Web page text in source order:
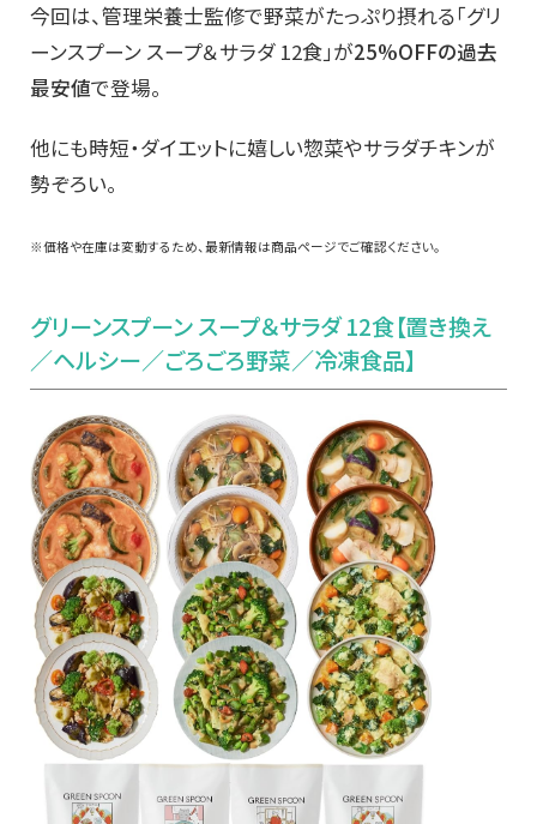
今回は、管理栄養士監修で野菜がたっぷり摂れる「グリ
ーンスプーン スープ＆サラダ 12食」が25%OFFの過去
最安値で登場。
他にも時短・ダイエットに嬉しい惣菜やサラダチキンが
勢ぞろい。
※価格や在庫は変動するため、最新情報は商品ページでご確認ください。
グリーンスプーン スープ＆サラダ 12食【置き換え
／ヘルシー／ごろごろ野菜／冷凍食品】